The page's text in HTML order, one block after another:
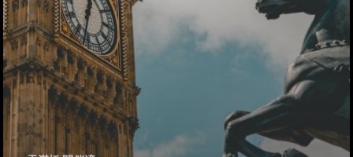
コミュニティ／まちづ
ビジネス／起業／経営
医療／健康／福祉
教育／哲学
About Hyper Engawa
info@hyper-